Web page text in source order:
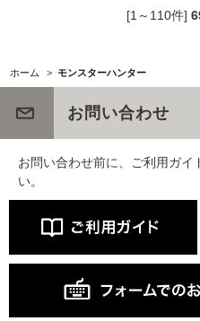
[1～110件]
ホーム > モンスターハンター
お問い合わせ
お問い合わせ前に、ご利用ガイ
い。